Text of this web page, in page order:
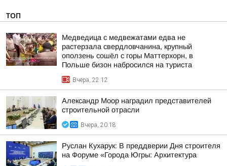
ТОП
Медведица с медвежатами едва не
растерзала свердловчанина, крупный
оползень сошёл с горы Маттерхорн, в
Польше бизон набросился на туриста
Вчера, 22:12
Александр Моор наградил представителей
строительной отрасли
Вчера, 20:18
Руслан Кухарук: В преддверии Дня строителя
на Форуме «Города Югры: Архитектура